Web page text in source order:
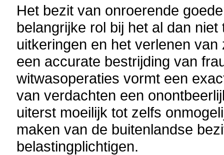
Het bezit van onroerende
belangrijke rol bij het al dan
uitkeringen en het verlenen
een accurate bestrijding van
witwasoperaties vormt een
van verdachten een
uiterst moeilijk tot zelfs
maken van de buitenlandse
belastingplichtigen.